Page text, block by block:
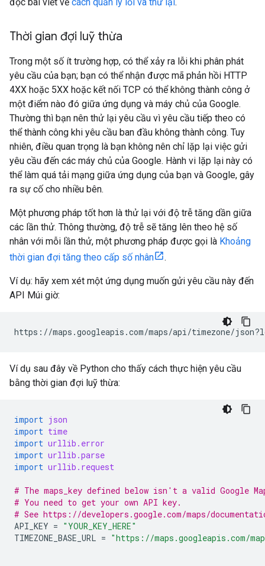
Thời gian đợi luỹ thừa
Trong một số ít trường hợp, có thể xảy ra lỗi khi phân phát
yêu cầu của bạn; bạn có thể nhận được mã phản hồi HTTP
4XX hoặc 5XX hoặc kết nối TCP có thể không thành công ở
một điểm nào đó giữa ứng dụng và máy chủ của Google.
Thường thì bạn nên thử lại yêu cầu vì yêu cầu tiếp theo có
thể thành công khi yêu cầu ban đầu không thành công. Tuy
nhiên, điều quan trọng là bạn không nên chỉ lặp lại việc gửi
yêu cầu đến các máy chủ của Google. Hành vi lặp lại này có
thể làm quá tải mạng giữa ứng dụng của bạn và Google, gây
ra sự cố cho nhiều bên.
Một phương pháp tốt hơn là thử lại với độ trễ tăng dần giữa
các lần thử. Thông thường, độ trễ sẽ tăng lên theo hệ số
nhân với mỗi lần thử, một phương pháp được gọi là Khoảng
thời gian đợi tăng theo cấp số nhân
.
Ví dụ: hãy xem xét một ứng dụng muốn gửi yêu cầu này đến
API Múi giờ:
https://maps.googleapis.com/maps/api/timezone/
Ví dụ sau đây về Python cho thấy cách thực hiện yêu cầu
bằng thời gian đợi luỹ thừa:
import json
import time
import urllib.error
import urllib.parse
import urllib.request
# The maps_key defined below isn't a valid Google
# You need to get your own API key.
# See https://developers.google.com/maps/
API_KEY = "YOUR_KEY_HERE"
TIMEZONE_BASE_URL = "https://maps.googleapis.com/